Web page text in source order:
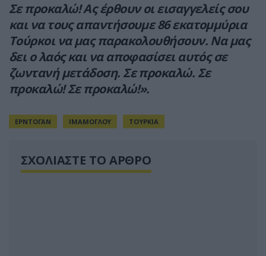
Σε προκαλώ! Ας έρθουν οι εισαγγελείς σου
και να τους απαντήσουμε 86 εκατομμύρια
Τούρκοι να μας παρακολουθήσουν. Να μας
δει ο λαός και να αποφασίσει αυτός σε
ζωντανή μετάδοση. Σε προκαλώ. Σε
προκαλώ! Σε προκαλώ!».
ΕΡΝΤΟΓΑΝ ΙΜΑΜΟΓΛΟΥ ΤΟΥΡΚΙΑ
ΣΧΟΛΙΑΣΤΕ ΤΟ ΑΡΘΡΟ